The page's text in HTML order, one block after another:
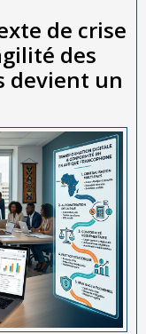
de crise
des
devient un